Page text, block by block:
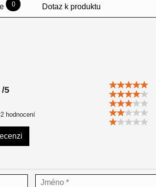
0 Dotaz k produktu
/5
2 hodnocení